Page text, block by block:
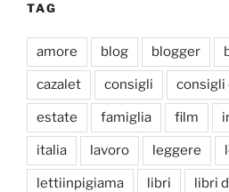
TAG
amore blog blogger
cazalet consigli consigli
estate famiglia film
italia lavoro leggere
lettiinpigiama libri libri